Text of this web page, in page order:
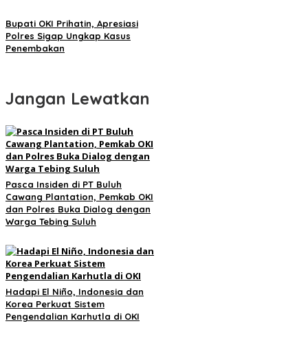
Bupati OKI Prihatin, Apresiasi
Polres Sigap Ungkap Kasus
Penembakan
Jangan Lewatkan
Pasca Insiden di PT Buluh
Cawang Plantation, Pemkab OKI
dan Polres Buka Dialog dengan
Warga Tebing Suluh
Hadapi El Niño, Indonesia dan
Korea Perkuat Sistem
Pengendalian Karhutla di OKI